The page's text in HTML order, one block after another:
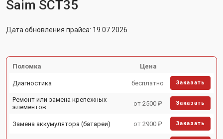
Saim SCT35
Дата обновления прайса: 19.07.2026
Поломка Цена
Диагностика бесплатно Заказать
Ремонт или замена крепежных
элементов
от 2500 ₽ Заказать
Замена аккумулятора (батареи) от 2900 ₽ Заказать